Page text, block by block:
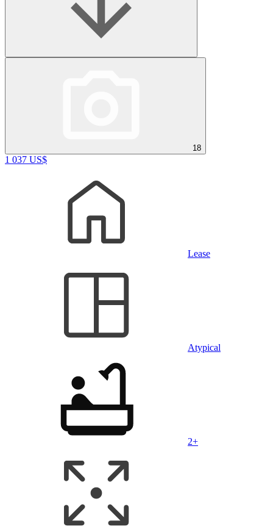
18
1 037 US$
Lease
Atypical
2+